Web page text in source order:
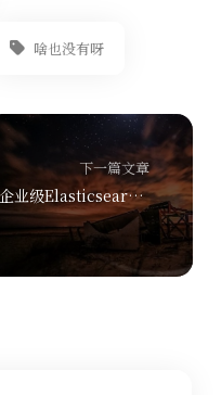
啥也没有呀
下一篇文章
企业级Elasticsearch集群部署指南！！！